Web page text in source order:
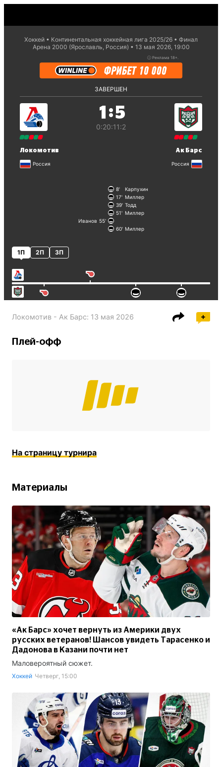
Хоккей Континентальная хоккейная лига 2025/26
Финал
Арена 2000 (Ярославль, Россия)
13 мая 2026, 19:00
ⓘ Реклама 18+.
ЗАВЕРШЕН
Локомотив
Россия
1 :5
0:20:11:2
Ак Барс
Россия
8
Карпухин
17
Миллер
39 Тодд
51
Миллер
Иванов 55
60 Миллер
1П 2П 3П
Локомотив - Ак Барс: 13 мая 2026
Плей-офф
На страницу турнира
Материалы
«Ак Барс» хочет вернуть из Америки двух
русских ветеранов! Шансов увидеть Тарасенко и
Дадонова в Казани почти нет
Маловероятный сюжет.
Хоккей Четверг, 15:00